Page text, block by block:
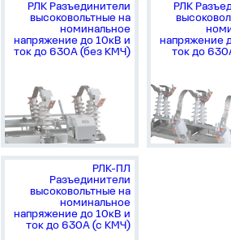
РЛК Разъединители
высоковольтные на
номинальное
напряжение до 10кВ и
ток до 630А (без КМЧ)
РЛК
напряжение
ток до
РЛК-ПЛ
Разъединители
высоковольтные на
номинальное
напряжение до 10кВ и
ток до 630А (с КМЧ)